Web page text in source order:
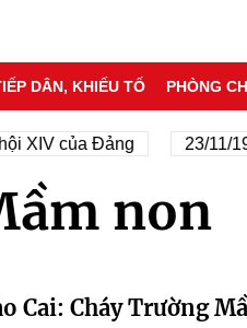
DÂN, KHIẾU TỐ PHÒNG
XIV của Đảng 23/11/
non
Cai: Cháy Trường